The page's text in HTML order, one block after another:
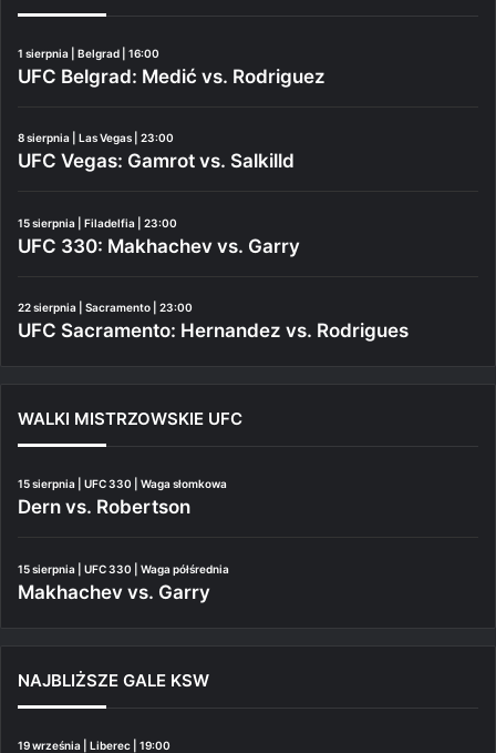
1 sierpnia | Belgrad | 16:00
UFC Belgrad: Medić vs. Rodriguez
8 sierpnia | Las Vegas | 23:00
UFC Vegas: Gamrot vs. Salkilld
15 sierpnia | Filadelfia | 23:00
UFC 330: Makhachev vs. Garry
22 sierpnia | Sacramento | 23:00
UFC Sacramento: Hernandez vs. Rodrigues
WALKI MISTRZOWSKIE UFC
15 sierpnia | UFC 330 | Waga słomkowa
Dern vs. Robertson
15 sierpnia | UFC 330 | Waga półśrednia
Makhachev vs. Garry
NAJBLIŻSZE GALE KSW
19 września | Liberec | 19:00